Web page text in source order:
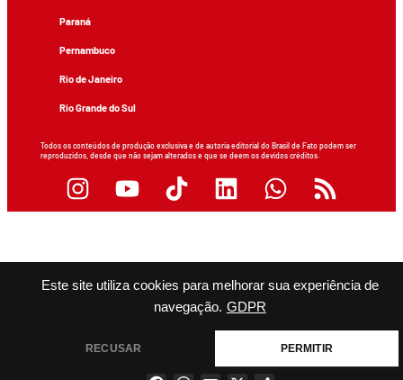
Este site utiliza cookies para melhorar sua experiência de
navegação. GDPR
RECUSAR PERMITIR
Paraná
Pernambuco
Rio de Janeiro
Rio Grande do Sul
Todos os conteúdos de produção exclusiva e de autoria editorial do Brasil de Fato podem ser
reproduzidos, desde que não sejam alterados e que se deem os devidos créditos.